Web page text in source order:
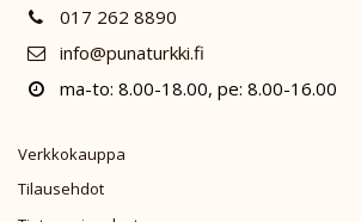
017 262 8890
info@punaturkki.fi
ma-to: 8.00-18.00, pe: 8.00-16.00
Verkkokauppa
Tilausehdot